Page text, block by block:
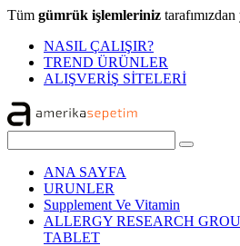
Tüm gümrük işlemleriniz tarafımızdan
NASIL ÇALIŞIR?
TREND ÜRÜNLER
ALIŞVERİŞ SİTELERİ
ANA SAYFA
URUNLER
Supplement Ve Vitamin
ALLERGY RESEARCH
TABLET